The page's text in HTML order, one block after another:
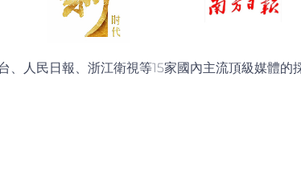
、人民日報、浙江衛視等15家國內主流頂級媒體的